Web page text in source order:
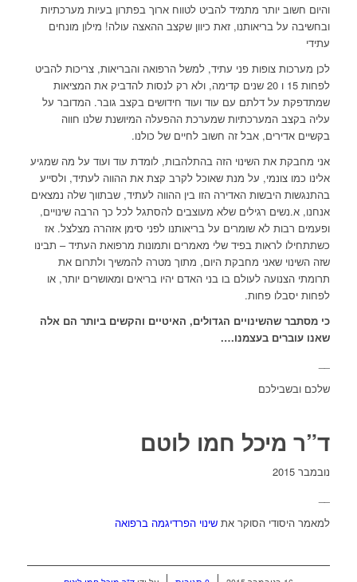
והיום חשוב יותר מתמיד להביט לטווח ארוך בפתרון בעיות מערכתיות
ובחשיבה על בריאותנו, זאת כיוון שקצב ההאצה עולה! מילון מונחים
עתידי
לכן מערכות צופות פני עתיד, למשל הרפואה והבריאות, צריכות להביט
לפחות 15 ו 20 שנים קדימה, ולא רק לנסות להדביק את המציאות
שמתדפקת על דלתם עם עוד ועוד חידושים בקצב גובר. המדובר על
עליה בקצב המערכתיות שמערכת ההפעלה המיושנת שלנו חווה
בקשיים אדירים, אבל זה חשוב לחיים של כולנו.
אני מחבקת את השינוי הזה בהתלהבות, לומדת עוד ועוד על מה שמגיע
אלינו כמו צונמי, על מנת שאוכל לקרב קצת את ההווה לעתיד, ולסייע
בהתנגשות היבשות האדירה הזו בין ההווה לעתיד, שבתווך שלה נמצאים
אנחנו, א.נשים רגילים שלא מעוצבים להסתגל לכל כך הרבה שינויים,
ופעמים רבות לא שומרים על בריאותנו לפני סימן אזהרה מצלצל. אז
כשתתחילו לראות בפיד שלי מאמרים ותמונות מרפואת העתיד – תבינו
שזה השינוי שאני מחבקת היום, מתוך מטרה להמשיך ולתרום את
תרומתי הצנועה לעולם בו בני האדם יהיו בריאים ומאושרים יותר, או
לפחות יסבלו פחות.
כי מסתבר שהשינויים הגדולים, האיטיים והקשים ביותר הם אלה
שאנו עוברים בעצמנו….
שלכם ובשבילכם
ד”ר מיכל חמו לוטם
נובמבר 2015
למאמר היסודי הסוקר את שינוי הפרדיגמה ברפואה